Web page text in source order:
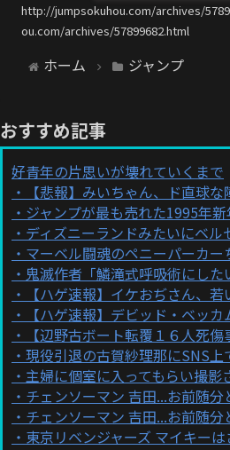
http://jumpsokuhou.com/archives/
ou.com/archives/57899682.html
ホーム ジャンプ
おすすめ記事
好青年の片思いが壊れていくまで
【悲報】みいちゃん、ド直球
ジャンプが最も売れた1995年
ディズニーランドみたいにベル
マーベル闘魂のペニーパーカー
鬼滅作者「鱗滝式呼吸術にした
【ハゲ速報】イケおぢさん、
【ハゲ速報】デビッド・ベッ
【辺野古ボート転覆１６人死
現役引退の古賀紗理那にSNS上
主婦に個室に入ってもらい撮影
チェンソーマン 吉田...お前随分
チェンソーマン 吉田...お前随分
東京リベンジャーズ マイキー